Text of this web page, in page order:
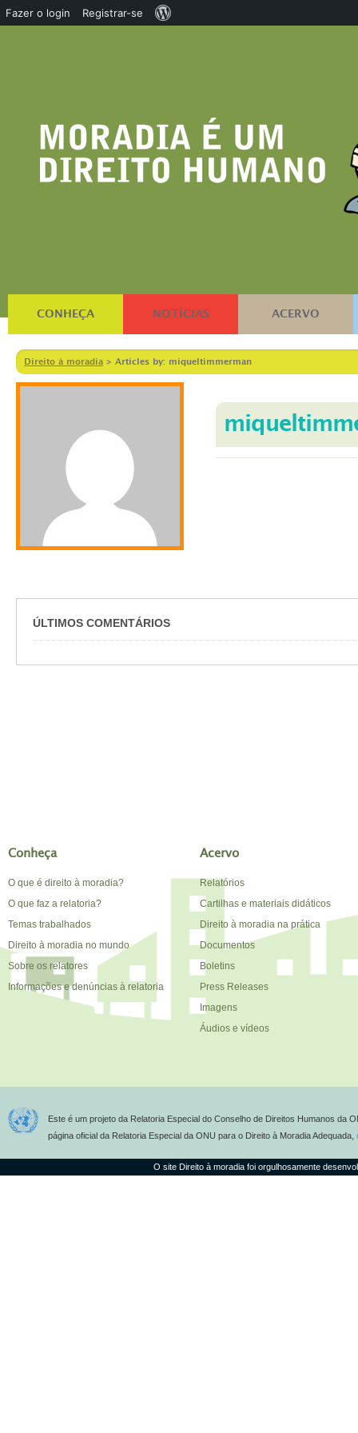
CONHEÇA NOTÍCIAS ACERVO
Direito à moradia > Articles by: miqueltimmerman
ÚLTIMOS COMENTÁRIOS
Conheça
O que é direito à moradia?
O que faz a relatoria?
Temas trabalhados
Direito à moradia no mundo
Sobre os relatores
Informações e denúncias à relatoria
Acervo
Relatórios
Cartilhas e materiais didáticos
Direito à moradia na prática
Documentos
Boletins
Press Releases
Imagens
Áudios e vídeos
Este é um projeto da Relatoria Especial do Conselho de Direitos Humanos da
página oficial da Relatoria Especial da ONU para o Direito à Moradia Adequada,
O site Direito à moradia foi orgulhosamente
Fazer o login Registrar-se